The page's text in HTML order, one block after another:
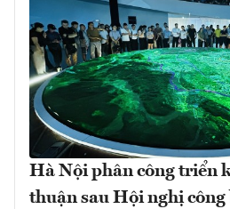
Hà Nội phân công triển
thuận sau Hội nghị công